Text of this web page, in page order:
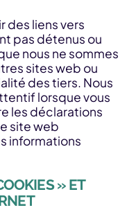
des liens vers
pas détenus ou
nous ne sommes
sites web ou
des tiers. Nous
lorsque vous
les déclarations
site web
informations
» ET